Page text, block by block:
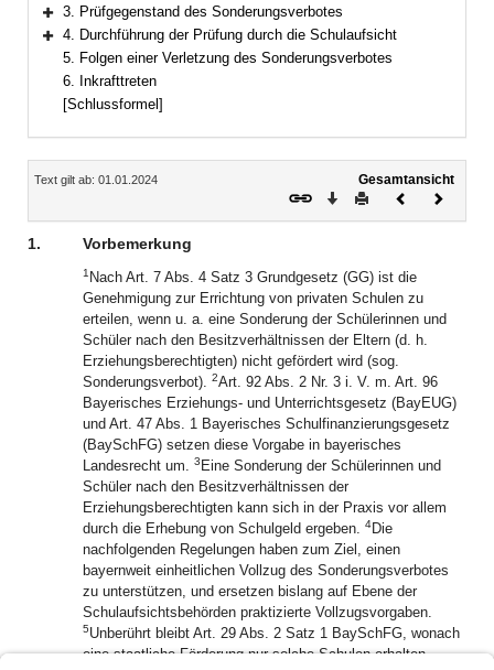
Bereich erweitern
3. Prüfgegenstand des Sonderungsverbotes
Bereich erweitern
4. Durchführung der Prüfung durch die Schulaufsicht
5. Folgen einer Verletzung des Sonderungsverbotes
6. Inkrafttreten
[Schlussformel]
Inhalt
Text gilt ab: 01.01.2024
Gesamtansicht
Download
DruckenVorheriges
1. Vorbemerkung
1 Nach Art. 7 Abs. 4 Satz 3 Grundgesetz (GG) ist die
Genehmigung zur Errichtung von privaten Schulen zu
erteilen, wenn u. a. eine Sonderung der Schülerinnen und
Schüler nach den Besitzverhältnissen der Eltern (d. h.
Erziehungsberechtigten) nicht gefördert wird (sog.
Sonderungsverbot). 2Art. 92 Abs. 2 Nr. 3 i. V. m. Art. 96
Bayerisches Erziehungs- und Unterrichtsgesetz (BayEUG)
und Art. 47 Abs. 1 Bayerisches Schulfinanzierungsgesetz
(BaySchFG) setzen diese Vorgabe in bayerisches
Landesrecht um. 3 Eine Sonderung der Schülerinnen und
Schüler nach den Besitzverhältnissen der
Erziehungsberechtigten kann sich in der Praxis vor allem
durch die Erhebung von Schulgeld ergeben. 4Die
nachfolgenden Regelungen haben zum Ziel, einen
bayernweit einheitlichen Vollzug des Sonderungsverbotes
zu unterstützen, und ersetzen bislang auf Ebene der
Schulaufsichtsbehörden praktizierte Vollzugsvorgaben.
5Unberührt bleibt Art. 29 Abs. 2 Satz 1 BaySchFG, wonach
eine staatliche Förderung nur solche Schulen erhalten